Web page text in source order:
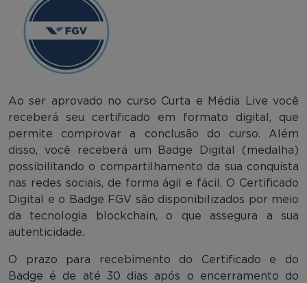
Ao ser aprovado no curso Curta e Média Live você
receberá seu certificado em formato digital, que
permite comprovar a conclusão do curso. Além
disso, você receberá um Badge Digital (medalha)
possibilitando o compartilhamento da sua conquista
nas redes sociais, de forma ágil e fácil. O Certificado
Digital e o Badge FGV são disponibilizados por meio
da tecnologia blockchain, o que assegura a sua
autenticidade.
O prazo para recebimento do Certificado e do
Badge é de até 30 dias após o encerramento do